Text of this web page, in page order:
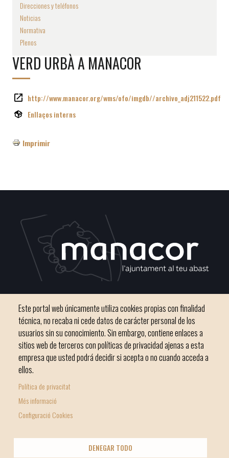
Direcciones y teléfonos
Noticias
Normativa
Plenos
VERD URBÀ A MANACOR
http://www.manacor.org/wms/ofo/imgdb//archivo_adj211522.pdf
Enllaços interns
Imprimir
Footer
menu
-
Teléfono 971 84 91 00 - CIF: P0703300D
Este portal web únicamente utiliza cookies propias con finalidad
técnica, no recaba ni cede datos de carácter personal de los
usuarios sin su conocimiento. Sin embargo, contiene enlaces a
sitios web de terceros con políticas de privacidad ajenas a esta
empresa que usted podrá decidir si acepta o no cuando acceda a
ellos.
Política de privacitat
Més informació
Configuració Cookies
DENEGAR TODO
© Ayuntamiento de Manacor
Licencia Creative Commons